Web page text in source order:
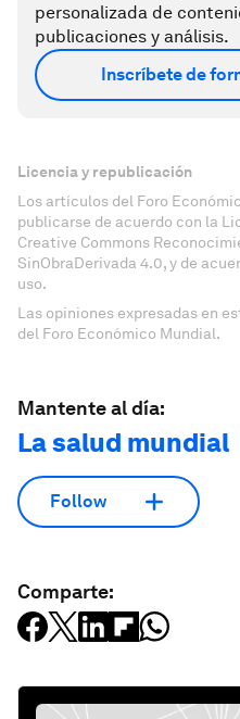
personalizada de
publicaciones y análisis.
Inscríbete de
Licencia y republicación
Los artículos del Foro
publicarse de acuerdo con la
Creative Commons
SinObraDerivada 4.0, y de
uso.
Las opiniones expresadas en
del Foro Económico Mundial.
Mantente al día:
La salud mundial
Follow
Comparte: